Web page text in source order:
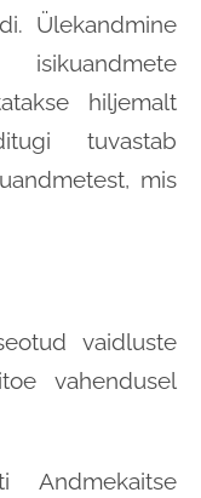
Ülekandmine
hiljemalt
tuvastab
mis
vaidluste
vahendusel
Andmekaitse